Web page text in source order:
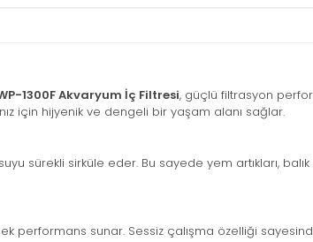
1300F Akvaryum İç Filtresi, güçlü filtrasyon
için hijyenik ve dengeli bir yaşam alanı sağlar.
sürekli sirküle eder. Bu sayede yem artıkları,
performans sunar. Sessiz çalışma özelliği